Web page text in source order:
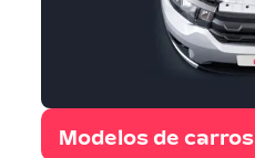
Modelos de carros